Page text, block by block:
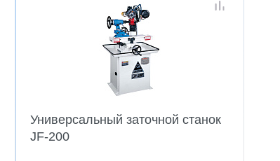
Универсальный заточной станок
JF-200